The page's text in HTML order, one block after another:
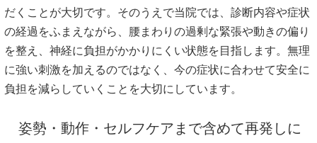
だくことが大切です。そのうえで当院では、診断内容や症状
の経過をふまえながら、腰まわりの過剰な緊張や動きの偏り
を整え、神経に負担がかかりにくい状態を目指します。無理
に強い刺激を加えるのではなく、今の症状に合わせて安全に
負担を減らしていくことを大切にしています。
姿勢・動作・セルフケアまで含めて再発しに